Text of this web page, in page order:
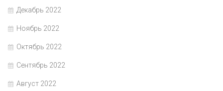
Декабрь 2022
Ноябрь 2022
Октябрь 2022
Сентябрь 2022
Август 2022